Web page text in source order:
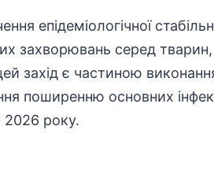
епідеміологічної
захворювань серед
захід є частиною
поширенню основних
2026 року.